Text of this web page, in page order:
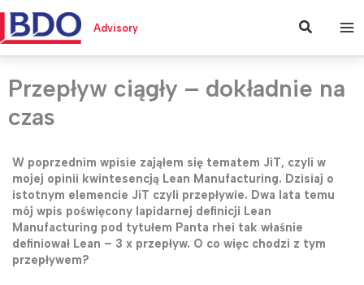
treści
Advisory Szukaj
Przepływ ciągły – dokładnie na
czas
W poprzednim wpisie zająłem się tematem JiT, czyli w
mojej opinii kwintesencją Lean Manufacturing. Dzisiaj o
istotnym elemencie JiT czyli przepływie. Dwa lata temu
mój wpis poświęcony lapidarnej definicji Lean
Manufacturing pod tytułem Panta rhei tak właśnie
definiował Lean – 3 x przepływ. O co więc chodzi z tym
przepływem?